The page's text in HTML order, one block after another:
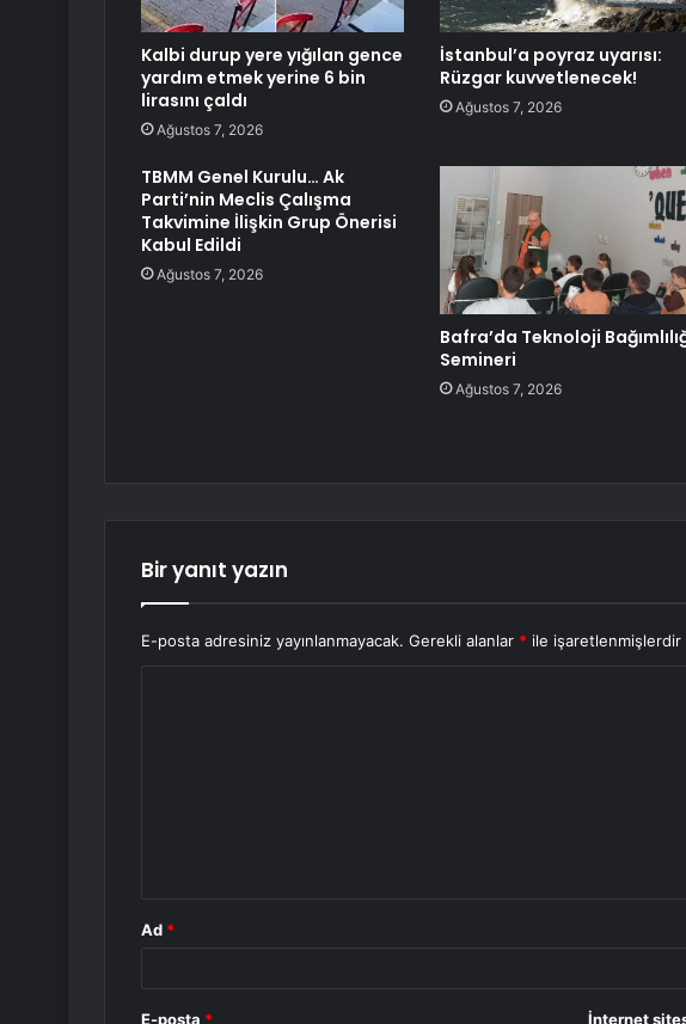
Kalbi durup yere yığılan gence
yardım etmek yerine 6 bin
lirasını çaldı
Ağustos 7, 2026
İstanbul’a poyraz uyarısı:
Rüzgar kuvvetlenecek!
Ağustos 7, 2026
TBMM Genel Kurulu… Ak
Parti’nin Meclis Çalışma
Takvimine İlişkin Grup Önerisi
Kabul Edildi
Ağustos 7, 2026
Bafra’da Teknoloji
Semineri
Ağustos 7, 2026
Bir yanıt yazın
E-posta adresiniz yayınlanmayacak. Gerekli alanlar * ile işaretlenmişlerdir
Ad *
E-posta * İnternet